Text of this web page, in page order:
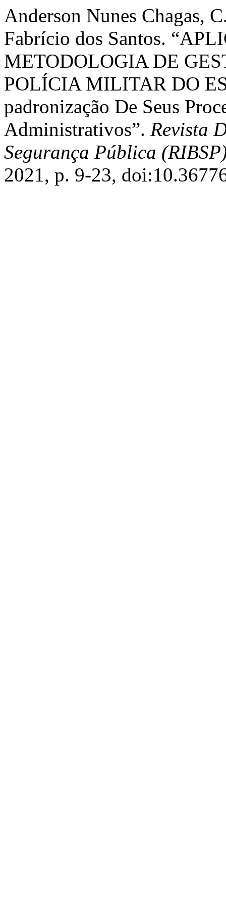
Anderson Nunes Chagas,
Fabrício dos Santos.
METODOLOGIA DE
POLÍCIA MILITAR DO
padronização De Seus
Administrativos”. Revista
Segurança Pública
2021, p. 9-23,